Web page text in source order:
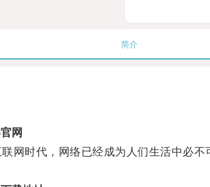
简介
网
时代，网络已经成为人们生活中必不